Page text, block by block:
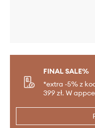
FINAL SALE%
*extra -5% z
399 zł. W